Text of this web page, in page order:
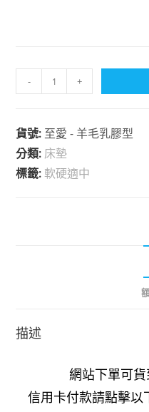
- +
貨號: 至愛 - 羊毛乳膠型
分類: 床墊
標籤:軟硬適中
描述
網站下單可
信用卡付款請點擊以